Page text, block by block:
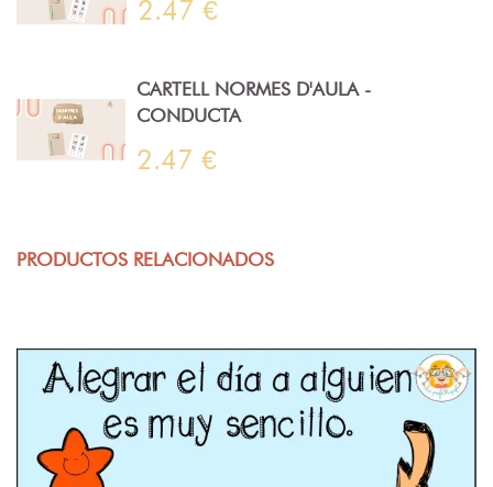
2.47 €
CARTELL NORMES D'AULA -
CONDUCTA
2.47 €
PRODUCTOS RELACIONADOS